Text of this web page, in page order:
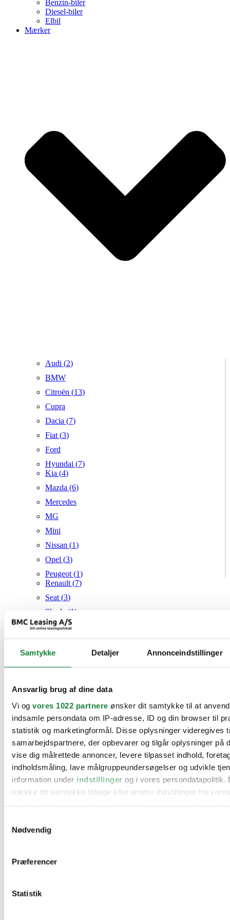
Samtykke Detaljer Annonceindstillinger
Ansvarlig brug af dine data
Vi og vores 1022 partnere ønsker dit samtykke til at
indsamle persondata om IP-adresse, ID og din browser til
statistik og marketingformål. Disse oplysninger videregives
samarbejdspartnere, der opbevarer og tilgår oplysninger på
vise dig målrettede annoncer, levere tilpasset indhold,
indholdsmåling, lave målgruppeundersøgelser og udvikle
information under indstillinger og i vores persondatapolitik.
trække dit samtykke tilbage eller ændre indstillinger fra
Hvis du tillader det, vil vi også gerne:
Identificere din enhed baseret på en scanning af
Dine valg anvendes på hele websitet.
Nødvendig
Præferencer
Statistik
Benzin-biler
Diesel-biler
Elbil
Mærker
Audi (2)
BMW
Citroën (13)
Cupra
Dacia (7)
Fiat (3)
Ford
Hyundai (7)
Kia (4)
Mazda (6)
Mercedes
MG
Mini
Nissan (1)
Opel (3)
Peugeot (1)
Renault (7)
Seat (3)
Skoda (1)
Suzuki
Tesla
Toyota (
VW (21)
Mazda
Citroën
Cupra
Dacia
Fiat
Ford
Hyundai
Kia
Mercedes
MG
Mini
Opel
Renault
Seat
Tesla
Værksteder